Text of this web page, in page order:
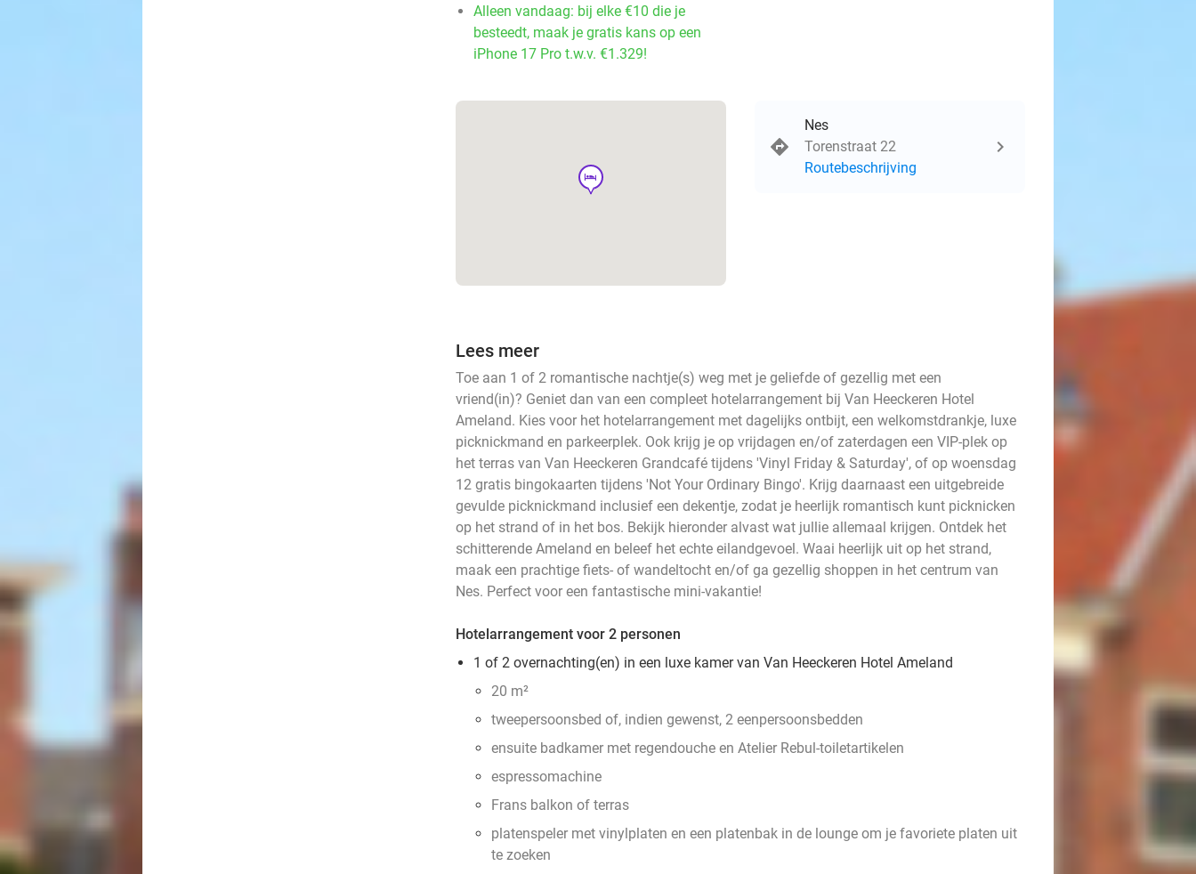
Alleen vandaag: bij elke €10 die je
besteedt, maak je gratis kans op een
iPhone 17 Pro t.w.v. €1.329!
hotel
Nes
Torenstraat 22
Routebeschrijving
Lees meer
Toe aan 1 of 2 romantische nachtje(s) weg met je geliefde of gezellig met een
vriend(in)? Geniet dan van een compleet hotelarrangement bij Van Heeckeren Hotel
Ameland. Kies voor het hotelarrangement met dagelijks ontbijt, een welkomstdrankje, luxe
picknickmand en parkeerplek. Ook krijg je op vrijdagen en/of zaterdagen een VIP-plek op
het terras van Van Heeckeren Grandcafé tijdens 'Vinyl Friday & Saturday', of op woensdag
12 gratis bingokaarten tijdens 'Not Your Ordinary Bingo'. Krijg daarnaast een uitgebreide
gevulde picknickmand inclusief een dekentje, zodat je heerlijk romantisch kunt picknicken
op het strand of in het bos. Bekijk hieronder alvast wat jullie allemaal krijgen. Ontdek het
schitterende Ameland en beleef het echte eilandgevoel. Waai heerlijk uit op het strand,
maak een prachtige fiets- of wandeltocht en/of ga gezellig shoppen in het centrum van
Nes. Perfect voor een fantastische mini-vakantie!
Hotelarrangement voor 2 personen
1 of 2 overnachting(en) in een luxe kamer van Van Heeckeren Hotel Ameland
20 m²
tweepersoonsbed of, indien gewenst, 2 eenpersoonsbedden
ensuite badkamer met regendouche en Atelier Rebul-toiletartikelen
espressomachine
Frans balkon of terras
platenspeler met vinylplaten en een platenbak in de lounge om je favoriete platen uit
te zoeken